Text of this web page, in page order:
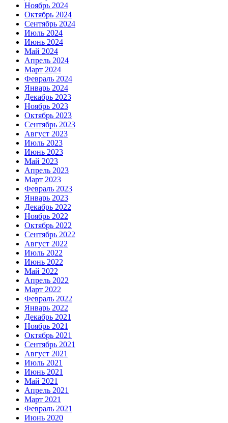
Ноябрь 2024
Октябрь 2024
Сентябрь 2024
Июль 2024
Июнь 2024
Май 2024
Апрель 2024
Март 2024
Февраль 2024
Январь 2024
Декабрь 2023
Ноябрь 2023
Октябрь 2023
Сентябрь 2023
Август 2023
Июль 2023
Июнь 2023
Май 2023
Апрель 2023
Март 2023
Февраль 2023
Январь 2023
Декабрь 2022
Ноябрь 2022
Октябрь 2022
Сентябрь 2022
Август 2022
Июль 2022
Июнь 2022
Май 2022
Апрель 2022
Март 2022
Февраль 2022
Январь 2022
Декабрь 2021
Ноябрь 2021
Октябрь 2021
Сентябрь 2021
Август 2021
Июль 2021
Июнь 2021
Май 2021
Апрель 2021
Март 2021
Февраль 2021
Июнь 2020